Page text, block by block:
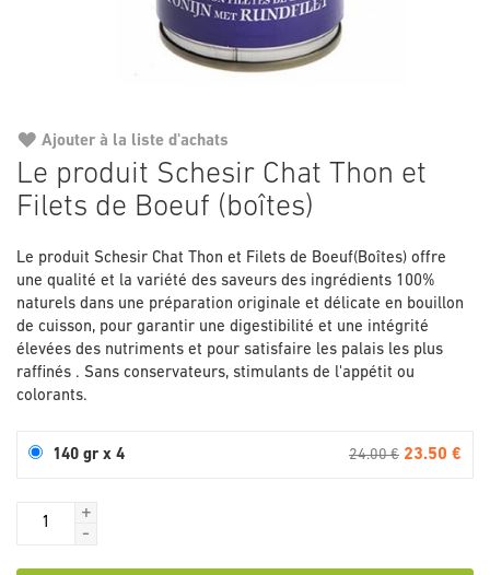
Le produit Schesir Chat Thon et
Filets de Boeuf (boîtes)
Le produit Schesir Chat Thon et Filets de Boeuf(Boîtes) offre
une qualité et la variété des saveurs des ingrédients 100%
naturels dans une préparation originale et délicate en bouillon
de cuisson, pour garantir une digestibilité et une intégrité
élevées des nutriments et pour satisfaire les palais les plus
raffinés . Sans conservateurs, stimulants de l'appétit ou
colorants.
140 gr x 4 24.00 € 23.50 €
+
-
Ajouter à la liste d'achats
au
début
la
d’images